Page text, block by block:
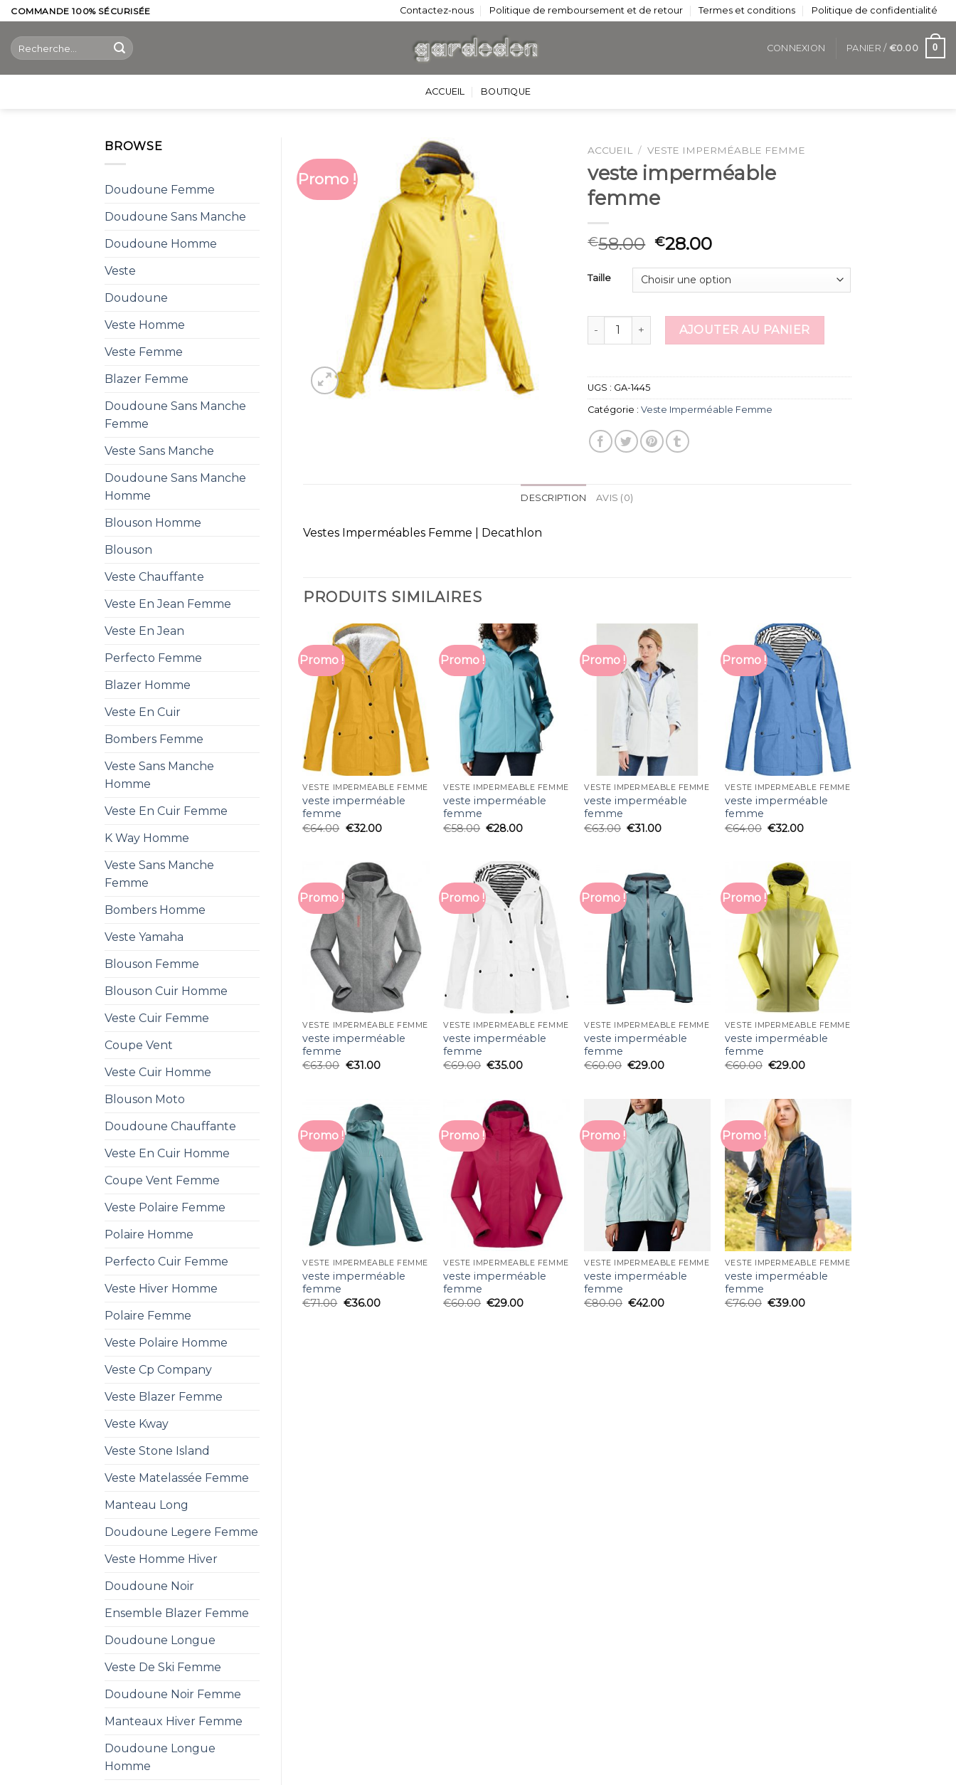
Skip
to
content
COMMANDE 100% SÉCURISÉE Contactez-nous Politique de remboursement et de retour Termes et conditions Politique de confidentialité
Recherche
pour :
CONNEXION PANIER / €0.00 0
ACCUEIL BOUTIQUE
BROWSE
Doudoune Femme
Doudoune Sans Manche
Doudoune Homme
Veste
Doudoune
Veste Homme
Veste Femme
Blazer Femme
Doudoune Sans Manche
Femme
Veste Sans Manche
Doudoune Sans Manche
Homme
Blouson Homme
Blouson
Veste Chauffante
Veste En Jean Femme
Veste En Jean
Perfecto Femme
Blazer Homme
Veste En Cuir
Bombers Femme
Veste Sans Manche
Homme
Veste En Cuir Femme
K Way Homme
Veste Sans Manche
Femme
Bombers Homme
Veste Yamaha
Blouson Femme
Blouson Cuir Homme
Veste Cuir Femme
Coupe Vent
Veste Cuir Homme
Blouson Moto
Doudoune Chauffante
Veste En Cuir Homme
Coupe Vent Femme
Veste Polaire Femme
Polaire Homme
Perfecto Cuir Femme
Veste Hiver Homme
Polaire Femme
Veste Polaire Homme
Veste Cp Company
Veste Blazer Femme
Veste Kway
Veste Stone Island
Veste Matelassée Femme
Manteau Long
Doudoune Legere Femme
Veste Homme Hiver
Doudoune Noir
Ensemble Blazer Femme
Doudoune Longue
Veste De Ski Femme
Doudoune Noir Femme
Manteaux Hiver Femme
Doudoune Longue
Homme
Promo !
ACCUEIL / VESTE IMPERMÉABLE FEMME
veste imperméable
femme
€58.00 €28.00
Taille
quantité de veste imperméable femme
AJOUTER AU PANIER
UGS : GA-1445
Catégorie :Veste Imperméable Femme
DESCRIPTION AVIS (0)
Vestes Imperméables Femme | Decathlon
PRODUITS SIMILAIRES
Promo !
VESTE IMPERMÉABLE FEMME
veste imperméable
femme
€64.00 €32.00
Promo !
VESTE IMPERMÉABLE FEMME
veste imperméable
femme
€58.00 €28.00
Promo !
VESTE IMPERMÉABLE FEMME
veste imperméable
femme
€63.00 €31.00
Promo !
VESTE IMPERMÉABLE FEMME
veste imperméable
femme
€64.00 €32.00
Promo !
VESTE IMPERMÉABLE FEMME
veste imperméable
femme
€63.00 €31.00
Promo !
VESTE IMPERMÉABLE FEMME
veste imperméable
femme
€69.00 €35.00
Promo !
VESTE IMPERMÉABLE FEMME
veste imperméable
femme
€60.00 €29.00
Promo !
VESTE IMPERMÉABLE FEMME
veste imperméable
femme
€60.00 €29.00
Promo !
VESTE IMPERMÉABLE FEMME
veste imperméable
femme
€71.00 €36.00
Promo !
VESTE IMPERMÉABLE FEMME
veste imperméable
femme
€60.00 €29.00
Promo !
VESTE IMPERMÉABLE FEMME
veste imperméable
femme
€80.00 €42.00
Promo !
VESTE IMPERMÉABLE FEMME
veste imperméable
femme
€76.00 €39.00